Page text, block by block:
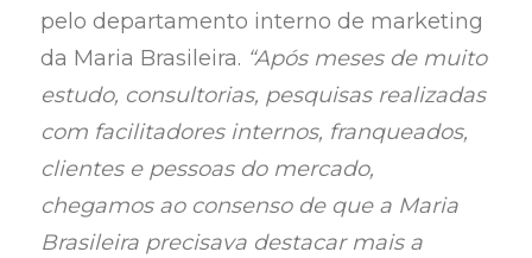
pelo departamento interno de marketing
da Maria Brasileira. “Após meses de muito
estudo, consultorias, pesquisas realizadas
com facilitadores internos, franqueados,
clientes e pessoas do mercado,
chegamos ao consenso de que a Maria
Brasileira precisava destacar mais a